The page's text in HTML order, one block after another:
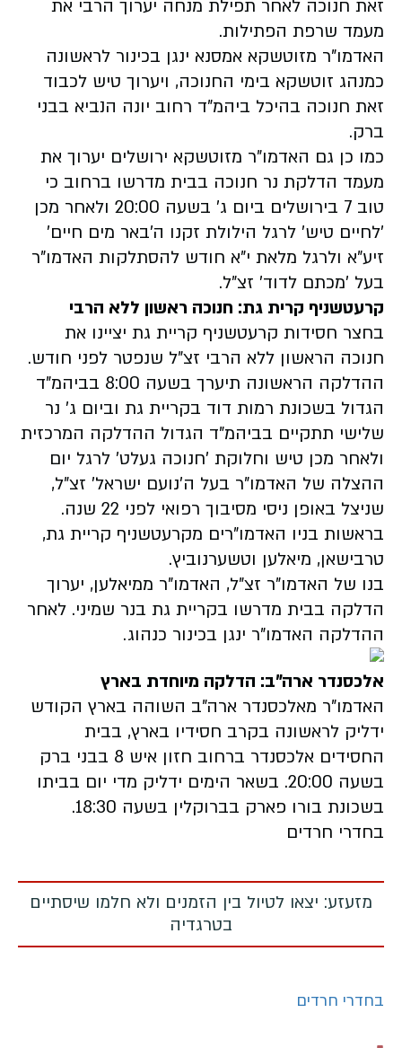
זאת חנוכה לאחר תפילת מנחה יערוך הרבי את
מעמד שרפת הפתילות.
האדמו"ר מזוטשקא אמסנא ינגן בכינור לראשונה
כמנהג זוטשקא בימי החנוכה, ויערוך טיש לכבוד
זאת חנוכה בהיכל ביהמ"ד רחוב יונה הנביא בבני
ברק.
כמו כן גם האדמו"ר מזוטשקא ירושלים יערוך את
מעמד הדלקת נר חנוכה בבית מדרשו ברחוב כי
טוב 7 בירושלים ביום ג' בשעה 20:00 ולאחר מכן
'לחיים טיש' לרגל הילולת זקנו ה'באר מים חיים'
זיע"א ולרגל מלאת י"א חודש להסתלקות האדמו"ר
בעל 'מכתם לדוד' זצ"ל.
קרעטשניף קרית גת: חנוכה ראשון ללא הרבי
בחצר חסידות קרעטשניף קריית גת יציינו את
חנוכה הראשון ללא הרבי זצ"ל שנפטר לפני חודש.
ההדלקה הראשונה תיערך בשעה 8:00 בביהמ"ד
הגדול בשכונת רמות דוד בקריית גת וביום ג' נר
שלישי תתקיים בביהמ"ד הגדול ההדלקה המרכזית
ולאחר מכן טיש וחלוקת 'חנוכה געלט' לרגל יום
ההצלה של האדמו"ר בעל ה'נועם ישראל' זצ"ל,
שניצל באופן ניסי מסיבוך רפואי לפני 22 שנה.
בראשות בניו האדמו"רים מקרעטשניף קריית גת,
טרבישאן, מיאלען וטשערנוביץ.
בנו של האדמו"ר זצ"ל, האדמו"ר ממיאלען, יערוך
הדלקה בבית מדרשו בקריית גת בנר שמיני. לאחר
ההדלקה האדמו"ר ינגן בכינור כנהוג.
אלכסנדר ארה"ב: הדלקה מיוחדת בארץ
האדמו"ר מאלכסנדר ארה"ב השוהה בארץ הקודש
ידליק לראשונה בקרב חסידיו בארץ, בבית
החסידים אלכסנדר ברחוב חזון איש 8 בבני ברק
בשעה 20:00. בשאר הימים ידליק מדי יום בביתו
בשכונת בורו פארק בברוקלין בשעה 18:30.
בחדרי חרדים
מזעזע: יצאו לטיול בין הזמנים ולא חלמו שיסתיים
בטרגדיה
בחדרי חרדים